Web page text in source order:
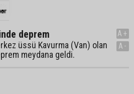
deprem
üssü Kavurma (Van) olan
meydana geldi.
A+
A-